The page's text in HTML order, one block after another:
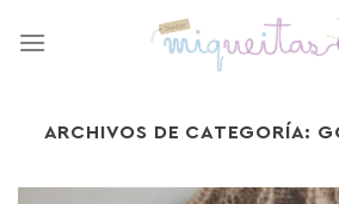
ARCHIVOS DE CATEGORÍA: